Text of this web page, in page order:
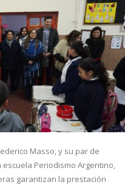
Masso, y su par de
Periodismo Argentino,
garantizan la prestación